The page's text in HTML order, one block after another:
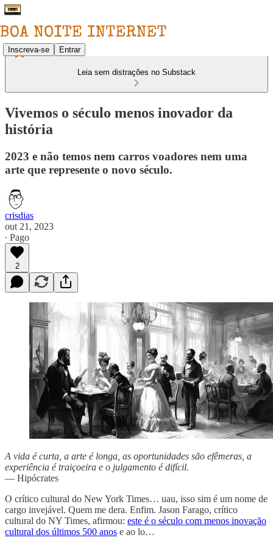
Inscreva-se Entrar
Leia sem distrações no Substack
Vivemos o século menos inovador da
história
2023 e não temos nem carros voadores nem uma
arte que represente o novo século.
crisdias
out 21, 2023
∙ Pago
2
A vida é curta, a arte é longa, as oportunidades são efêmeras, a
experiência é traiçoeira e o julgamento é difícil.
— Hipócrates
O crítico cultural do New York Times… uau, isso sim é um nome de
cargo invejável. Quem me dera. Enfim. Jason Farago, crítico
cultural do NY Times, afirmou: este é o século com menos inovação
cultural dos últimos 500 anos e ao lo…